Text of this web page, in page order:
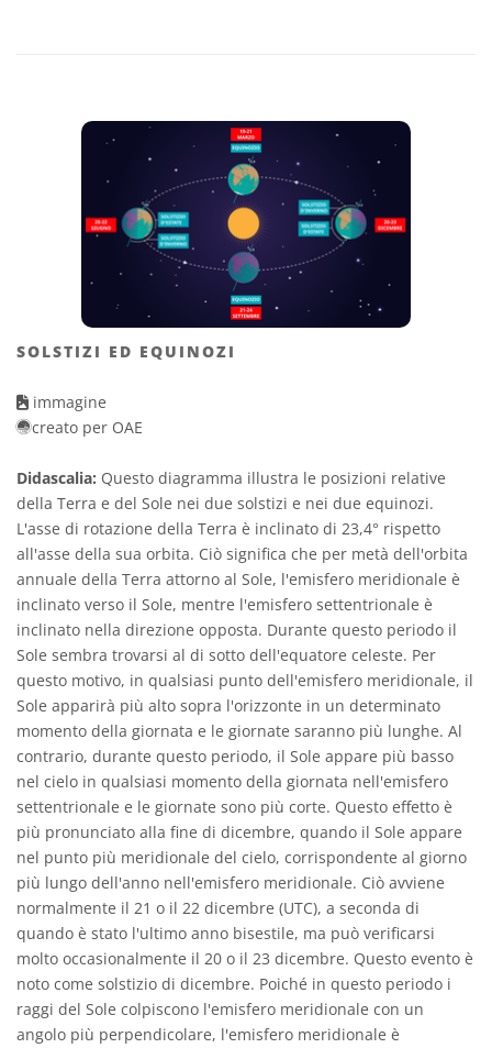
SOLSTIZI ED EQUINOZI
immagine
creato per OAE
Didascalia: Questo diagramma illustra le posizioni relative
della Terra e del Sole nei due solstizi e nei due equinozi.
L'asse di rotazione della Terra è inclinato di 23,4° rispetto
all'asse della sua orbita. Ciò significa che per metà dell'orbita
annuale della Terra attorno al Sole, l'emisfero meridionale è
inclinato verso il Sole, mentre l'emisfero settentrionale è
inclinato nella direzione opposta. Durante questo periodo il
Sole sembra trovarsi al di sotto dell'equatore celeste. Per
questo motivo, in qualsiasi punto dell'emisfero meridionale, il
Sole apparirà più alto sopra l'orizzonte in un determinato
momento della giornata e le giornate saranno più lunghe. Al
contrario, durante questo periodo, il Sole appare più basso
nel cielo in qualsiasi momento della giornata nell'emisfero
settentrionale e le giornate sono più corte. Questo effetto è
più pronunciato alla fine di dicembre, quando il Sole appare
nel punto più meridionale del cielo, corrispondente al giorno
più lungo dell'anno nell'emisfero meridionale. Ciò avviene
normalmente il 21 o il 22 dicembre (UTC), a seconda di
quando è stato l'ultimo anno bisestile, ma può verificarsi
molto occasionalmente il 20 o il 23 dicembre. Questo evento è
noto come solstizio di dicembre. Poiché in questo periodo i
raggi del Sole colpiscono l'emisfero meridionale con un
angolo più perpendicolare, l'emisfero meridionale è